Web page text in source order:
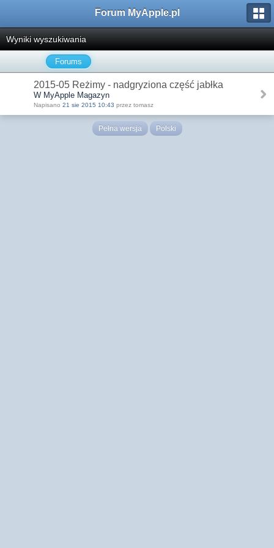
Forum MyApple.pl
Wyniki wyszukiwania
Forums
2015-05 Reżimy - nadgryziona część jabłka
W MyApple Magazyn
Napisano 21 sie 2015 10:43 przez tomasz
Pełna wersja Polski